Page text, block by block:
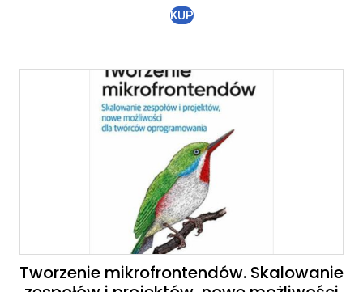
KUP
Tworzenie mikrofrontendów. Skalowanie